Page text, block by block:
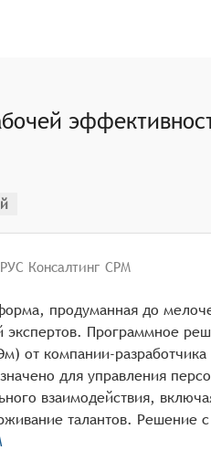
задач, оценка результатов
бизнес средствами
Консалтинг СРМ
продуманная до
Программное
от компании-
для управления
взаимодействия,